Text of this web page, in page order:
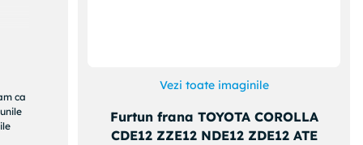
ca
Vezi toate imaginile
Furtun frana TOYOTA COROLLA
CDE12 ZZE12 NDE12 ZDE12 ATE